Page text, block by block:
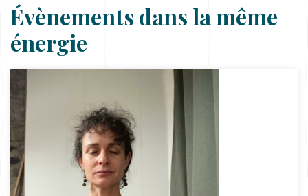
Évènements dans la même
énergie